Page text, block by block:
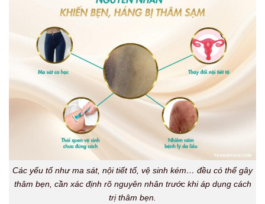
Các yếu tố như ma sát, nội tiết tố, vệ sinh kém… đều có thể gây
thâm bẹn, cần xác định rõ nguyên nhân trước khi áp dụng cách
trị thâm bẹn.